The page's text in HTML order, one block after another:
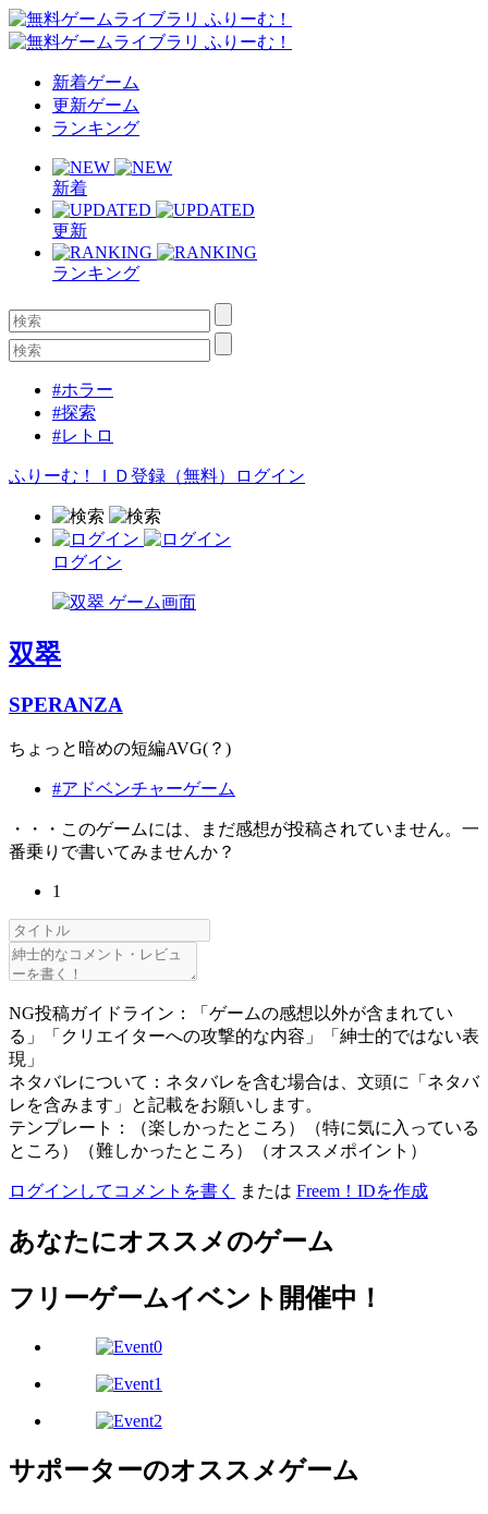
新着ゲーム
更新ゲーム
ランキング
新着
更新
ランキング
#ホラー
#探索
#レトロ
ふりーむ！ＩＤ登録（無料） ログイン
ログイン
双翠
SPERANZA
ちょっと暗めの短編AVG(？)
#アドベンチャーゲーム
・・・このゲームには、まだ感想が投稿されていません。一
番乗りで書いてみませんか？
1
NG投稿ガイドライン：「ゲームの感想以外が含まれてい
る」「クリエイターへの攻撃的な内容」「紳士的ではない表
現」
ネタバレについて：ネタバレを含む場合は、文頭に「ネタバ
レを含みます」と記載をお願いします。
テンプレート：（楽しかったところ）（特に気に入っている
ところ）（難しかったところ）（オススメポイント）
ログインしてコメントを書く または Freem！IDを作成
あなたにオススメのゲーム
フリーゲームイベント開催中！
サポーターのオススメゲーム